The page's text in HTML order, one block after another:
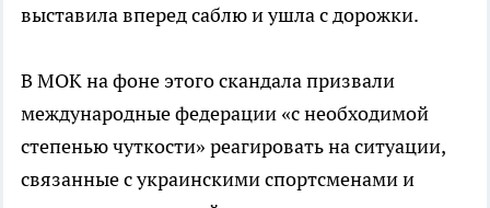
выставила вперед саблю и ушла с дорожки.
В МОК на фоне этого скандала призвали
международные федерации «с необходимой
степенью чуткости» реагировать на ситуации,
связанные с украинскими спортсменами и